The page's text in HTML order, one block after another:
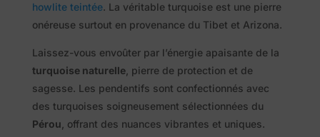
howlite teintée. La véritable turquoise est une pierre
onéreuse surtout en provenance du Tibet et Arizona.
Laissez-vous envoûter par l’énergie apaisante de la
turquoise naturelle, pierre de protection et de
sagesse. Les pendentifs sont confectionnés avec
des turquoises soigneusement sélectionnées du
Pérou , offrant des nuances vibrantes et uniques.